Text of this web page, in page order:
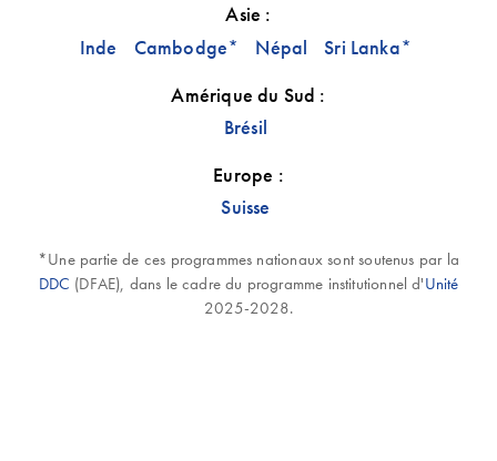
Asie :
Inde
Cambodge* Népal Sri Lanka*
Amérique du Sud :
Brésil
Europe :
Suisse
*Une partie de ces programmes nationaux sont soutenus par la
DDC (DFAE), dans le cadre du programme institutionnel d'Unité
2025-2028.